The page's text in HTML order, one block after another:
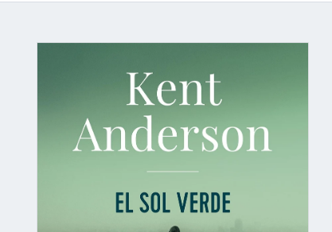
Ir directamente a